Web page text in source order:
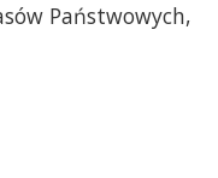
Państwowych,